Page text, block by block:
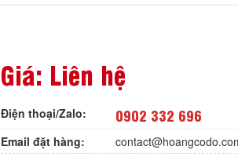
Giá: Liên hệ
Điện thoại/Zalo: 0902 332 696
Email đặt hàng: